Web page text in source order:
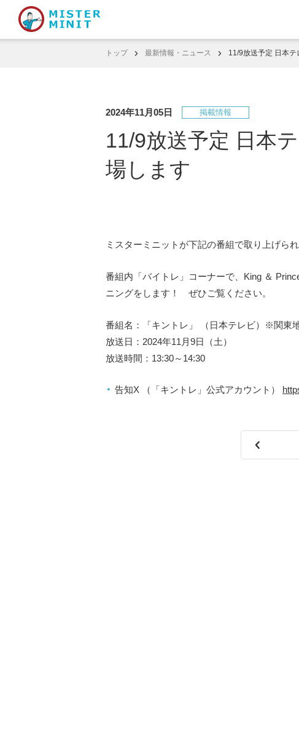
トップ 最新情報・ニュース 11/9放送予定 日本
2024年11月05日 掲載情報
11/9放送予定 日本
場します
ミスターミニットが下記の番組で取り上げられ
番組内「バイトレ」コーナーで、King ＆
ニングをします！ ぜひご覧ください。
番組名：「キントレ」 （日本テレビ）※関東
放送日：2024年11月9日（土）
放送時間：13:30～14:30
告知X （「キントレ」公式アカウント）